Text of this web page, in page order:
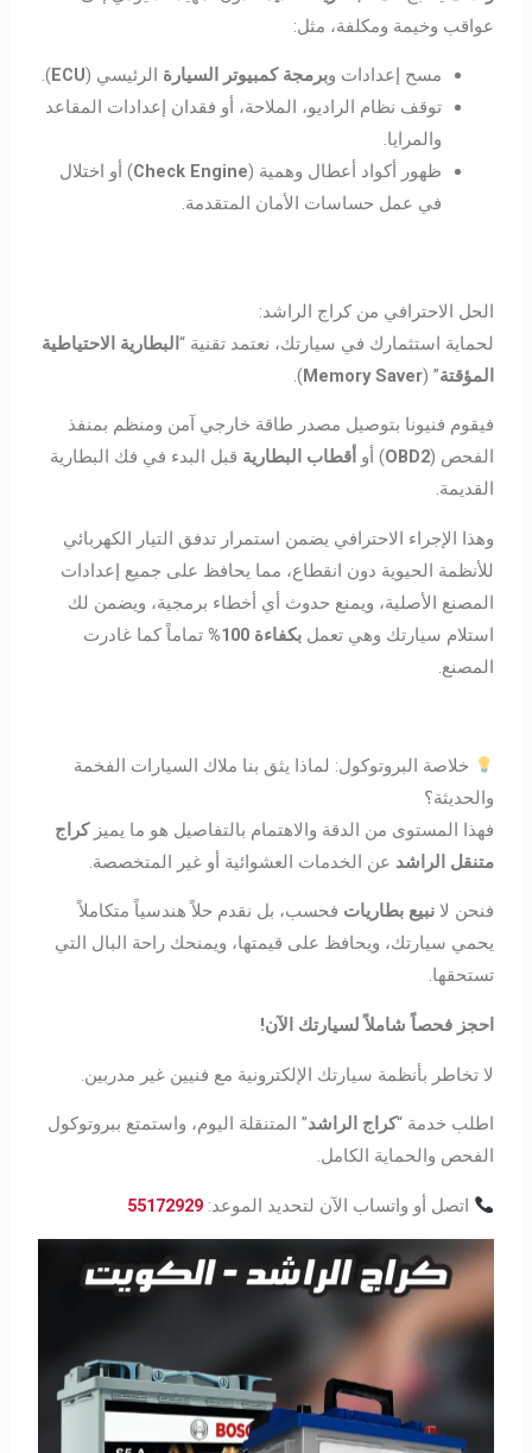
عواقب وخيمة ومكلفة، مثل:
مسح إعدادات وبرمجة كمبيوتر السيارة الرئيسي (ECU
).
توقف نظام الراديو، الملاحة، أو فقدان إعدادات المقاعد
والمرايا.
ظهور أكواد أعطال وهمية (Check Engine) أو اختلال
في عمل حساسات الأمان المتقدمة.
الحل الاحترافي من كراج الراشد:
لحماية استثمارك في سيارتك، نعتمد تقنية “ البطارية الاحتياطية
المؤقتة” (
Memory Saver
).
فيقوم فنيونا بتوصيل مصدر طاقة خارجي آمن ومنظم بمنفذ
الفحص (OBD2) أو أقطاب البطارية قبل البدء في فك البطارية
القديمة.
وهذا الإجراء الاحترافي يضمن استمرار تدفق التيار الكهربائي
للأنظمة الحيوية دون انقطاع، مما يحافظ على جميع إعدادات
المصنع الأصلية، ويمنع حدوث أي أخطاء برمجية، ويضمن لك
استلام سيارتك وهي تعملبكفاءة 100%
تماماً كما غادرت
المصنع.
خلاصة البروتوكول: لماذا يثق بنا ملاك السيارات الفخمة
والحديثة؟
فهذا المستوى من الدقة والاهتمام بالتفاصيل هو ما يميزكراج
متنقل الراشد عن الخدمات العشوائية أو غير المتخصصة.
فنحن لانبيع بطاريات فحسب، بل نقدم حلاً هندسياً متكاملاً
يحمي سيارتك، ويحافظ على قيمتها، ويمنحك راحة البال التي
تستحقها.
احجز فحصاً شاملاً لسيارتك الآن!
لا تخاطر بأنظمة سيارتك الإلكترونية مع فنيين غير مدربين.
اطلب خدمة “كراج الراشد” المتنقلة اليوم، واستمتع ببروتوكول
الفحص والحماية الكامل.
اتصل أو واتساب الآن لتحديد الموعد:55172929